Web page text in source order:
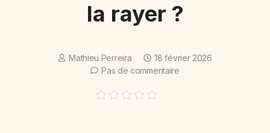
la rayer ?
Mathieu Perreira
18 février 2026
Pas de commentaire